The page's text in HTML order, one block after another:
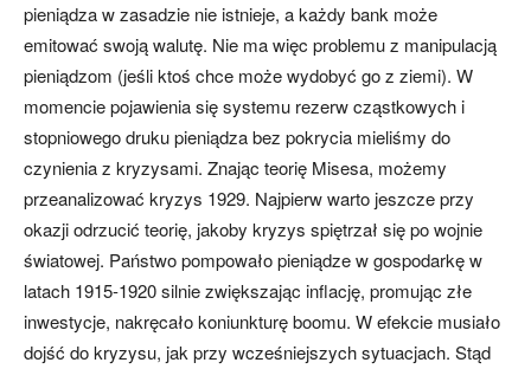
pieniądza w zasadzie nie istnieje, a każdy bank może
emitować swoją walutę. Nie ma więc problemu z manipulacją
pieniądzom (jeśli ktoś chce może wydobyć go z ziemi). W
momencie pojawienia się systemu rezerw cząstkowych i
stopniowego druku pieniądza bez pokrycia mieliśmy do
czynienia z kryzysami. Znając teorię Misesa, możemy
przeanalizować kryzys 1929. Najpierw warto jeszcze przy
okazji odrzucić teorię, jakoby kryzys spiętrzał się po wojnie
światowej. Państwo pompowało pieniądze w gospodarkę w
latach 1915-1920 silnie zwiększając inflację, promując złe
inwestycje, nakręcało koniunkturę boomu. W efekcie musiało
dojść do kryzysu, jak przy wcześniejszych sytuacjach. Stąd